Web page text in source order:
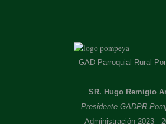
GAD Parroquial Rural
SR. Hugo Remigio
Presidente GADPR
Administración 2023 -